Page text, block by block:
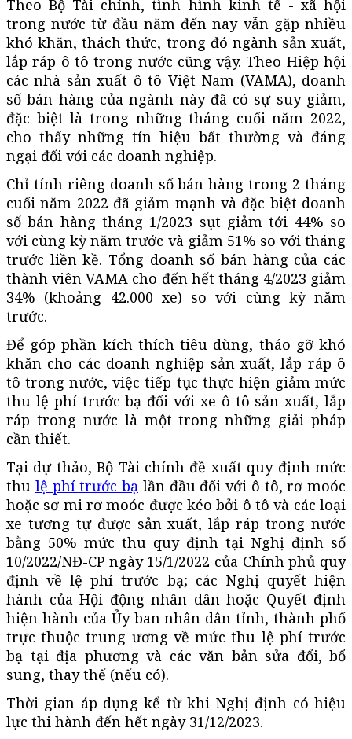
Theo Bộ Tài chính, tình hình kinh tế - xã hội
trong nước từ đầu năm đến nay vẫn gặp nhiều
khó khăn, thách thức, trong đó ngành sản xuất,
lắp ráp ô tô trong nước cũng vậy. Theo Hiệp hội
các nhà sản xuất ô tô Việt Nam (VAMA), doanh
số bán hàng của ngành này đã có sự suy giảm,
đặc biệt là trong những tháng cuối năm 2022,
cho thấy những tín hiệu bất thường và đáng
ngại đối với các doanh nghiệp.
Chỉ tính riêng doanh số bán hàng trong 2 tháng
cuối năm 2022 đã giảm mạnh và đặc biệt doanh
số bán hàng tháng 1/2023 sụt giảm tới 44% so
với cùng kỳ năm trước và giảm 51% so với tháng
trước liền kề. Tổng doanh số bán hàng của các
thành viên VAMA cho đến hết tháng 4/2023 giảm
34% (khoảng 42.000 xe) so với cùng kỳ năm
trước.
Để góp phần kích thích tiêu dùng, tháo gỡ khó
khăn cho các doanh nghiệp sản xuất, lắp ráp ô
tô trong nước, việc tiếp tục thực hiện giảm mức
thu lệ phí trước bạ đối với xe ô tô sản xuất, lắp
ráp trong nước là một trong những giải pháp
cần thiết.
Tại dự thảo, Bộ Tài chính đề xuất quy định mức
thu lệ phí trước bạ lần đầu đối với ô tô, rơ moóc
hoặc sơ mi rơ moóc được kéo bởi ô tô và các loại
xe tương tự được sản xuất, lắp ráp trong nước
bằng 50% mức thu quy định tại Nghị định số
10/2022/NĐ-CP ngày 15/1/2022 của Chính phủ quy
định về lệ phí trước bạ; các Nghị quyết hiện
hành của Hội động nhân dân hoặc Quyết định
hiện hành của Ủy ban nhân dân tỉnh, thành phố
trực thuộc trung ương về mức thu lệ phí trước
bạ tại địa phương và các văn bản sửa đổi, bổ
sung, thay thế (nếu có).
Thời gian áp dụng kể từ khi Nghị định có hiệu
lực thi hành đến hết ngày 31/12/2023.